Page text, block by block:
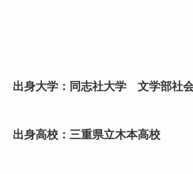
出身大学：同志社大学 文学部社
出身高校：三重県立木本高校